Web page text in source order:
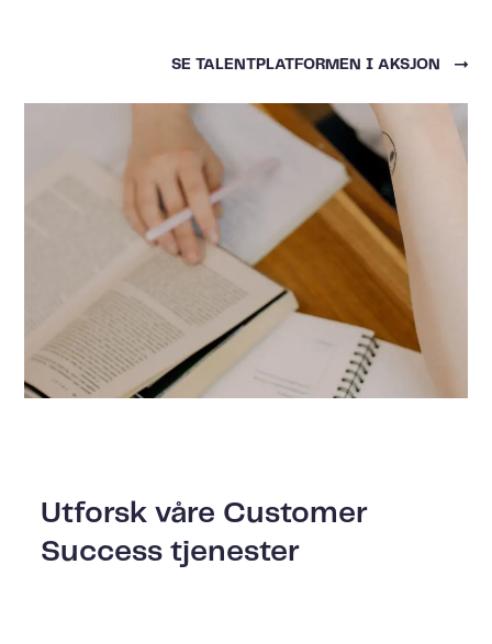
SE TALENTPLATFORMEN I AKSJON
Utforsk våre Customer
Success tjenester